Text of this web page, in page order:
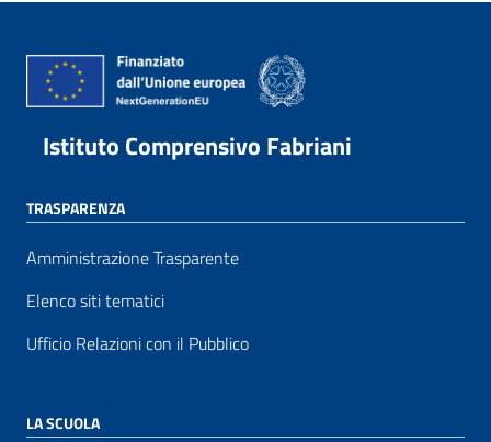
Istituto Comprensivo Fabriani
TRASPARENZA
Amministrazione Trasparente
Elenco siti tematici
Ufficio Relazioni con il Pubblico
LA SCUOLA